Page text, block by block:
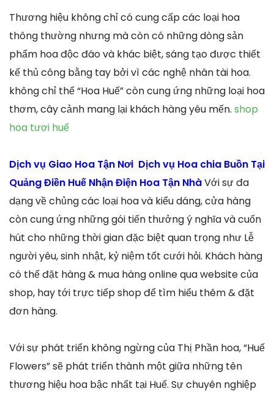
Thương hiệu không chỉ có cung cấp các loại hoa
thông thường nhưng mà còn có những dòng sản
phẩm hoa độc đáo và khác biệt, sáng tạo được thiết
kế thủ công bằng tay bởi vì các nghệ nhân tài hoa.
không chỉ thế “Hoa Huế” còn cung ứng những loại hoa
thơm, cây cảnh mang lại khách hàng yêu mến. shop
hoa tươi huế
Dịch vụ Giao Hoa Tận Nơi Dịch vụ Hoa chia Buồn Tại
Quảng Điền Huế Nhận Điện Hoa Tận NhàVới sự đa
dạng về chủng các loại hoa và kiểu dáng, cửa hàng
còn cung ứng những gói tiến thưởng ý nghĩa và cuốn
hút cho những thời gian đặc biệt quan trọng như Lễ
người yêu, sinh nhật, kỷ niệm tốt cưới hỏi. Khách hàng
có thể đặt hàng & mua hàng online qua website của
shop, hay tới trực tiếp shop để tìm hiểu thêm & đặt
đơn hàng.
Với sự phát triển không ngừng của Thị Phần hoa, “Huế
Flowers” sẽ phát triển thành một giữa những tên
thương hiệu hoa bậc nhất tại Huế. Sự chuyên nghiệp